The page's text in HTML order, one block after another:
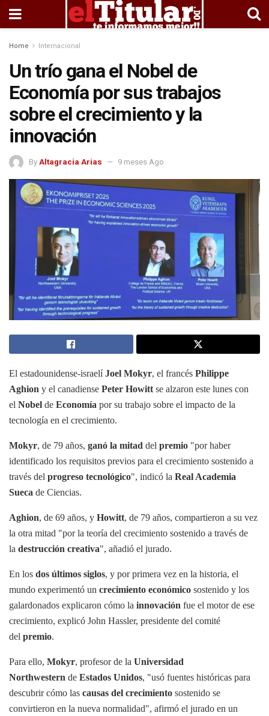
Home Internacional
Un trío gana el Nobel de
Economía por sus trabajos
sobre el crecimiento y la
innovación
By Altagracia Arias 9 meses Ago
El estadounidense-israelíJoel Mokyr, el francés Philippe
Aghion y el canadiense Peter Howitt se alzaron este lunes con
el Nobel de Economía por su trabajo sobre el impacto de la
tecnología en el crecimiento.
Mokyr, de 79 años, ganó la mitad del premio "por haber
identificado los requisitos previos para el crecimiento sostenido a
través del progreso tecnológico", indicó la Real Academia
Sueca de Ciencias.
Aghion, de 69 años, y Howitt, de 79 años, compartieron a su vez
la otra mitad "por la teoría del crecimiento sostenido a través de
la destrucción creativa", añadió el jurado.
En los dos últimos siglos, y por primera vez en la historia, el
mundo experimentó un crecimiento económico sostenido y los
galardonados explicaron cómo la innovación fue el motor de ese
crecimiento, explicó John Hassler, presidente del comité
del premio.
Para ello, Mokyr, profesor de la Universidad
Northwestern de Estados Unidos, "usó fuentes históricas para
descubrir cómo las causas del crecimiento sostenido se
convirtieron en la nueva normalidad", afirmó el jurado en un